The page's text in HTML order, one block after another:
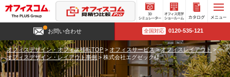
3D
シミュ
レータ
ー
オフィ
ス見学
ショー
ルーム
お問い合わせ 全国対応 0120-535-121
オフィスデザイン・オフィス移転TOP > オフィスサービス>オフィスレイアウト >
オフィスデザイン・レイアウト事例 >株式会社エグゼック様